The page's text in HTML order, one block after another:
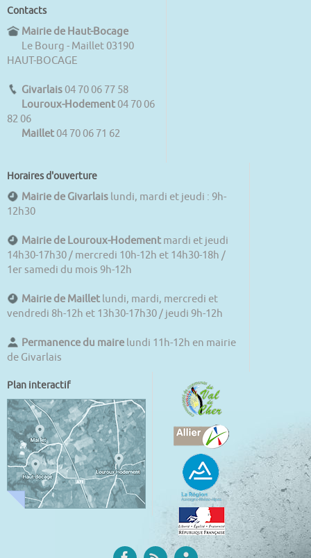
Contacts
Mairie de Haut-Bocage
Le Bourg - Maillet 03190
HAUT-BOCAGE
Givarlais 04 70 06 77 58
Louroux-Hodement 04 70 06
82 06
Maillet 04 70 06 71 62
Horaires d'ouverture
Mairie de Givarlais lundi, mardi et jeudi : 9h-
12h30
Mairie de Louroux-Hodement mardi et jeudi
14h30-17h30 / mercredi 10h-12h et 14h30-18h /
1er samedi du mois 9h-12h
Mairie de Maillet lundi, mardi, mercredi et
vendredi 8h-12h et 13h30-17h30 / jeudi 9h-12h
Permanence du maire lundi 11h-12h en mairie
de Givarlais
Plan interactif